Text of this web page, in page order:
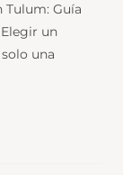
Guía
un
una